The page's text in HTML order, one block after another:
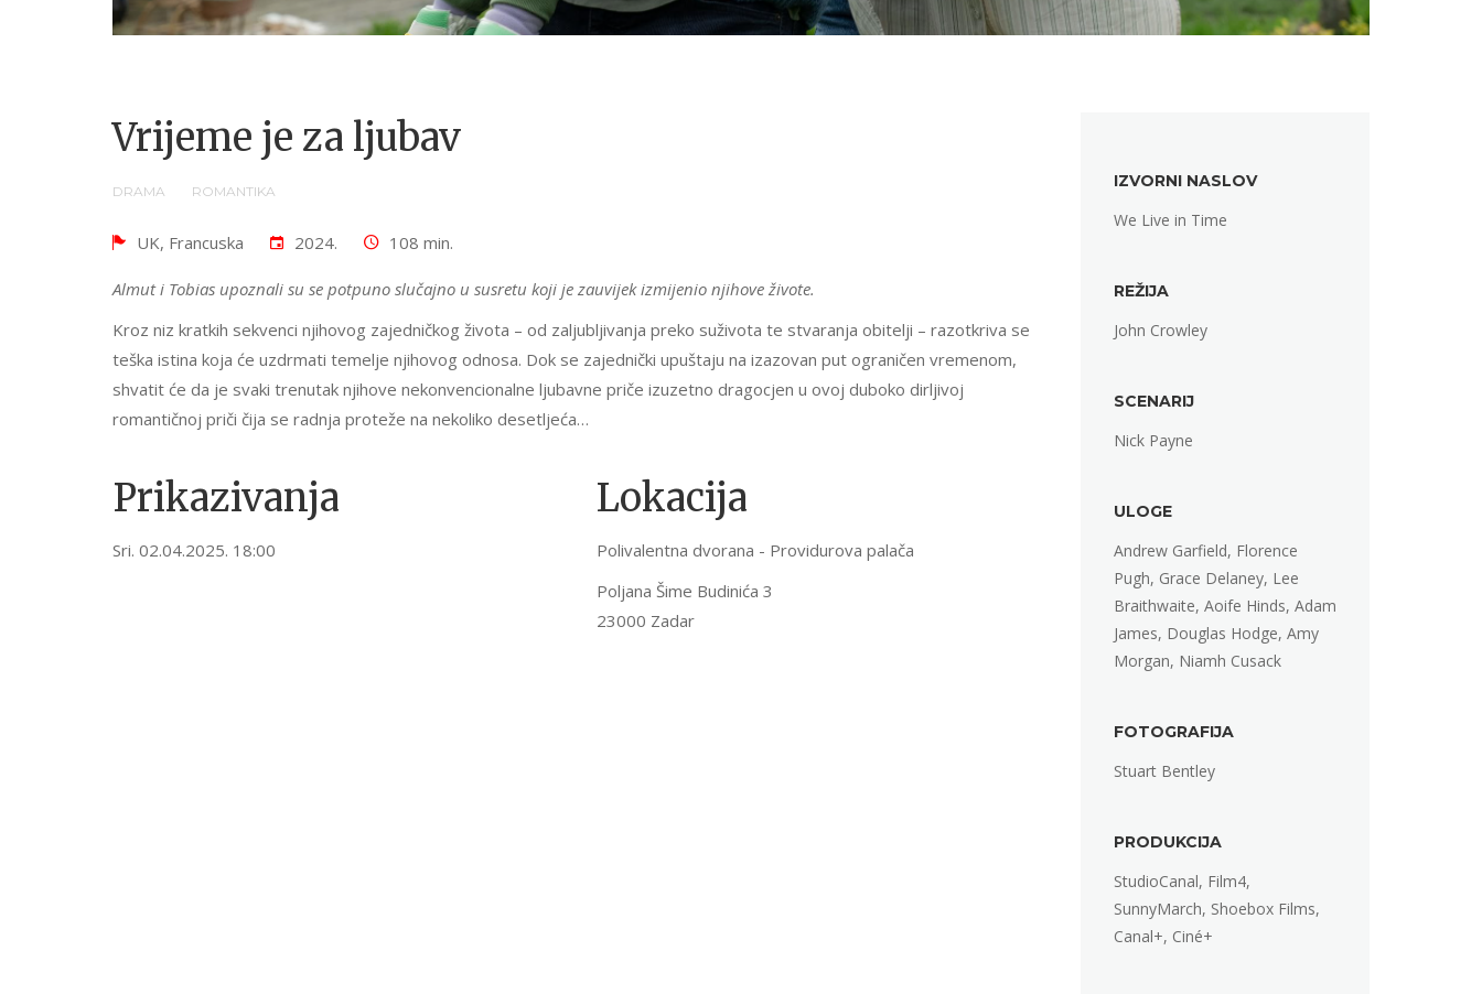
Vrijeme je za ljubav
DRAMA ROMANTIKA
UK, Francuska 2024. 108 min.
Almut i Tobias upoznali su se potpuno slučajno u susretu koji je zauvijek izmijenio njihove živote.
Kroz niz kratkih sekvenci njihovog zajedničkog života – od zaljubljivanja preko suživota te stvaranja obitelji – razotkriva se
teška istina koja će uzdrmati temelje njihovog odnosa. Dok se zajednički upuštaju na izazovan put ograničen vremenom,
shvatit će da je svaki trenutak njihove nekonvencionalne ljubavne priče izuzetno dragocjen u ovoj duboko dirljivoj
romantičnoj priči čija se radnja proteže na nekoliko desetljeća…
Prikazivanja
Sri. 02.04.2025. 18:00
Lokacija
Polivalentna dvorana - Providurova palača
Poljana Šime Budinića 3
23000 Zadar
IZVORNI NASLOV
We Live in Time
REŽIJA
John Crowley
SCENARIJ
Nick Payne
ULOGE
Andrew Garfield, Florence
Pugh, Grace Delaney, Lee
Braithwaite, Aoife Hinds, Adam
James, Douglas Hodge, Amy
Morgan, Niamh Cusack
FOTOGRAFIJA
Stuart Bentley
PRODUKCIJA
StudioCanal, Film4,
SunnyMarch, Shoebox Films,
Canal+, Ciné+